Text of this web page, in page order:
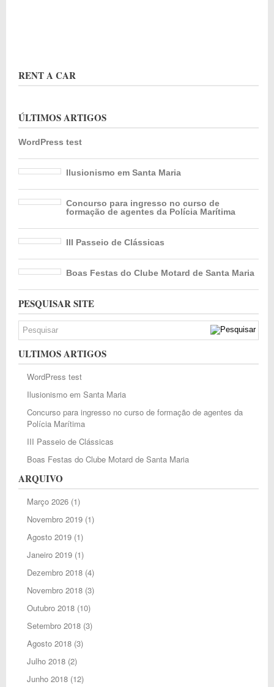
RENT A CAR
ÚLTIMOS ARTIGOS
WordPress test
Ilusionismo em Santa Maria
Concurso para ingresso no curso de
formação de agentes da Polícia Marítima
III Passeio de Clássicas
Boas Festas do Clube Motard de Santa Maria
PESQUISAR SITE
ULTIMOS ARTIGOS
WordPress test
Ilusionismo em Santa Maria
Concurso para ingresso no curso de formação de agentes da
Polícia Marítima
III Passeio de Clássicas
Boas Festas do Clube Motard de Santa Maria
ARQUIVO
Março 2026(1)
Novembro 2019(1)
Agosto 2019(1)
Janeiro 2019(1)
Dezembro 2018(4)
Novembro 2018(3)
Outubro 2018(10)
Setembro 2018(3)
Agosto 2018(3)
Julho 2018(2)
Junho 2018(12)